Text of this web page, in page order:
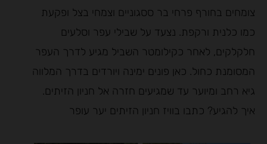
צומחים בחורף פרחי בר ססגוניים וצמחי בצל ופקעת
כמו כלנית ורקפת. נצעד על שבילי עפר וסלעים
חלקלקים, לאחר כקילומטר השביל מגיע לדרך העפר
המסומנת כחול. כאן פונים ימינה ויורדים בדרך המלווה
גיא רחב ומיוער עד שמגיעים חזרה אל חניון הזיתים.
איך להגיע? כתבו בוויז חניון הזיתים יער עופר